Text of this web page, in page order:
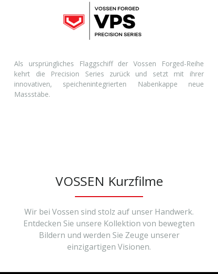
Als ursprüngliches Flaggschiff der Vossen Forged-Reihe
kehrt die Precision Series zurück und setzt mit ihrer
innovativen, speichenintegrierten Nabenkappe neue
Massstäbe.
VOSSEN Kurzfilme
Wir bei Vossen sind stolz auf unser Handwerk.
Entdecken Sie unsere Kollektion von bewegten
Bildern und werden Sie Zeuge unserer
einzigartigen Visionen.